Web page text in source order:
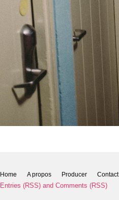
Home A propos Producer Contact
Entries (RSS) and Comments (RSS)